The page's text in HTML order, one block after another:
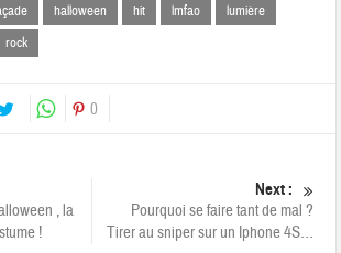
halloween hit lmfao
lumière
rock
0
, la
!
Next :
Pourquoi se faire tant de mal ?
Tirer au sniper sur un Iphone 4S…